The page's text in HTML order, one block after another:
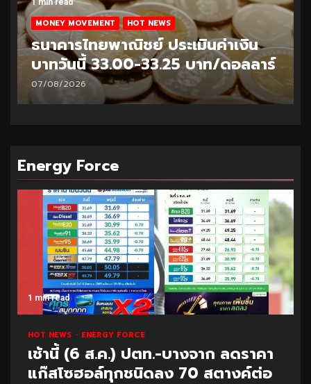
1 min read
MONEY MOVEMENT HOT NEWS
ธนาคารไทยพาณิชย์ ประเมินค่าเงิน
บาทวันนี้ 32.95-33.20 บาท/ดอลลาร์
06/08/2026
Energy Force
1 min read
HOT NEWS ENERGY FORCE
เช้านี้ (6 ส.ค.) ปตท.-บางจาก ลดราคา
แก๊สโซฮอล์ทุกชนิดลง 70 สตางค์ต่อ